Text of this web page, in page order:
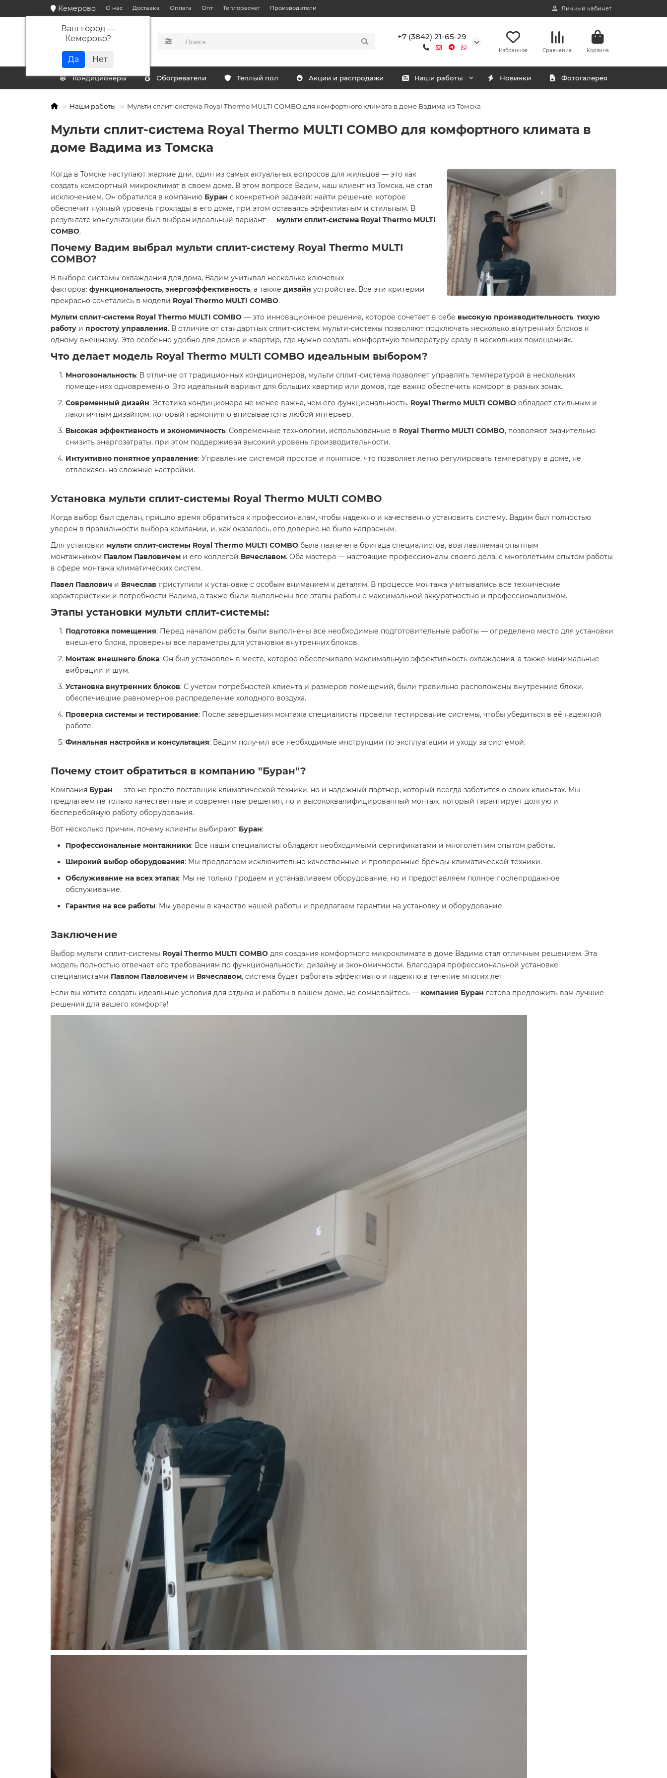
Кемерово
Ваш город —
Кемерово?
О нас Доставка Оплата Опт Теплорасчет Производители Личный кабинет
КАТАЛОГ
+7 (3842) 21-65-29
Избранное Сравнение Корзина
Кондиционеры Обогреватели Теплый пол Акции и распродажи Наши работы Новинки Фотогалерея
Наши работы Мульти сплит-система Royal Thermo MULTI COMBO для комфортного климата в доме Вадима из Томска
Мульти сплит-система Royal Thermo MULTI COMBO для комфортного климата в
доме Вадима из Томска
Когда в Томске наступают жаркие дни, один из самых актуальных вопросов для жильцов — это как
создать комфортный микроклимат в своем доме. В этом вопросе Вадим, наш клиент из Томска, не стал
исключением. Он обратился в компанию Буран с конкретной задачей: найти решение, которое
обеспечит нужный уровень прохлады в его доме, при этом оставаясь эффективным и стильным. В
результате консультации был выбран идеальный вариант — мульти сплит-система Royal Thermo MULTI
COMBO.
Почему Вадим выбрал мульти сплит-систему Royal Thermo MULTI
COMBO?
В выборе системы охлаждения для дома, Вадим учитывал несколько ключевых
факторов: функциональность, энергоэффективность, а также дизайн устройства. Все эти критерии
прекрасно сочетались в модели Royal Thermo MULTI COMBO.
Мульти сплит-система Royal Thermo MULTI COMBO — это инновационное решение, которое сочетает в себе высокую производительность, тихую
работу и простоту управления. В отличие от стандартных сплит-систем, мульти-системы позволяют подключать несколько внутренних блоков к
одному внешнему. Это особенно удобно для домов и квартир, где нужно создать комфортную температуру сразу в нескольких помещениях.
Что делает модель Royal Thermo MULTI COMBO идеальным выбором?
Многозональность: В отличие от традиционных кондиционеров, мульти сплит-система позволяет управлять температурой в нескольких
помещениях одновременно. Это идеальный вариант для больших квартир или домов, где важно обеспечить комфорт в разных зонах.
Современный дизайн: Эстетика кондиционера не менее важна, чем его функциональность. Royal Thermo MULTI COMBO обладает стильным и
лаконичным дизайном, который гармонично вписывается в любой интерьер.
Высокая эффективность и экономичность: Современные технологии, использованные в Royal Thermo MULTI COMBO, позволяют значительно
снизить энергозатраты, при этом поддерживая высокий уровень производительности.
Интуитивно понятное управление: Управление системой простое и понятное, что позволяет легко регулировать температуру в доме, не
отвлекаясь на сложные настройки.
Установка мульти сплит-системы Royal Thermo MULTI COMBO
Когда выбор был сделан, пришло время обратиться к профессионалам, чтобы надежно и качественно установить систему. Вадим был полностью
уверен в правильности выбора компании, и, как оказалось, его доверие не было напрасным.
Для установки мульти сплит-системы Royal Thermo MULTI COMBO была назначена бригада специалистов, возглавляемая опытным
монтажником Павлом Павловичем и его коллегой Вячеславом. Оба мастера — настоящие профессионалы своего дела, с многолетним опытом работы
в сфере монтажа климатических систем.
Павел Павлович и Вячеслав приступили к установке с особым вниманием к деталям. В процессе монтажа учитывались все технические
характеристики и потребности Вадима, а также были выполнены все этапы работы с максимальной аккуратностью и профессионализмом.
Этапы установки мульти сплит-системы:
Подготовка помещения: Перед началом работы были выполнены все необходимые подготовительные работы — определено место для установки
внешнего блока, проверены все параметры для установки внутренних блоков.
Монтаж внешнего блока: Он был установлен в месте, которое обеспечивало максимальную эффективность охлаждения, а также минимальные
вибрации и шум.
Установка внутренних блоков: С учетом потребностей клиента и размеров помещений, были правильно расположены внутренние блоки,
обеспечившие равномерное распределение холодного воздуха.
Проверка системы и тестирование: После завершения монтажа специалисты провели тестирование системы, чтобы убедиться в её надежной
работе.
Финальная настройка и консультация: Вадим получил все необходимые инструкции по эксплуатации и уходу за системой.
Почему стоит обратиться в компанию "Буран"?
Компания Буран — это не просто поставщик климатической техники, но и надежный партнер, который всегда заботится о своих клиентах. Мы
предлагаем не только качественные и современные решения, но и высококвалифицированный монтаж, который гарантирует долгую и
бесперебойную работу оборудования.
Вот несколько причин, почему клиенты выбирают Буран:
Профессиональные монтажники: Все наши специалисты обладают необходимыми сертификатами и многолетним опытом работы.
Широкий выбор оборудования: Мы предлагаем исключительно качественные и проверенные бренды климатической техники.
Обслуживание на всех этапах: Мы не только продаем и устанавливаем оборудование, но и предоставляем полное послепродажное
обслуживание.
Гарантия на все работы: Мы уверены в качестве нашей работы и предлагаем гарантии на установку и оборудование.
Заключение
Выбор мульти сплит-системы Royal Thermo MULTI COMBO для создания комфортного микроклимата в доме Вадима стал отличным решением. Эта
модель полностью отвечает его требованиям по функциональности, дизайну и экономичности. Благодаря профессиональной установке
специалистами Павлом Павловичем и Вячеславом, система будет работать эффективно и надежно в течение многих лет.
Если вы хотите создать идеальные условия для отдыха и работы в вашем доме, не сомневайтесь — компания Буран готова предложить вам лучшие
решения для вашего комфорта!